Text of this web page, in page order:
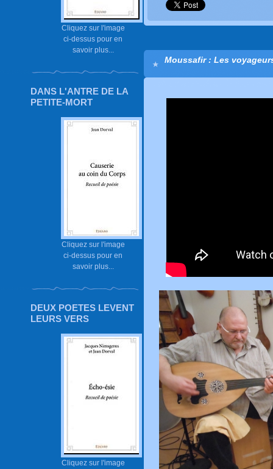
Cliquez sur l'image
ci-dessus pour en
savoir plus...
DANS L'ANTRE DE LA
PETITE-MORT
Cliquez sur l'image
ci-dessus pour en
savoir plus...
DEUX POETES LEVENT
LEURS VERS
Cliquez sur l'image
Moussafir : Les